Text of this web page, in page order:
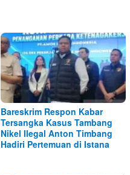
Bareskrim Respon Kabar
Tersangka Kasus Tambang
Nikel Ilegal Anton Timbang
Hadiri Pertemuan di Istana